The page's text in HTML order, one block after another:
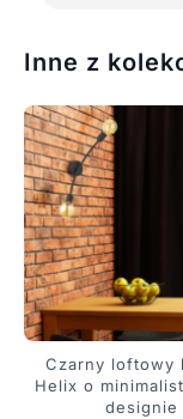
Inne z
Czarny loftowy
Helix o
designie